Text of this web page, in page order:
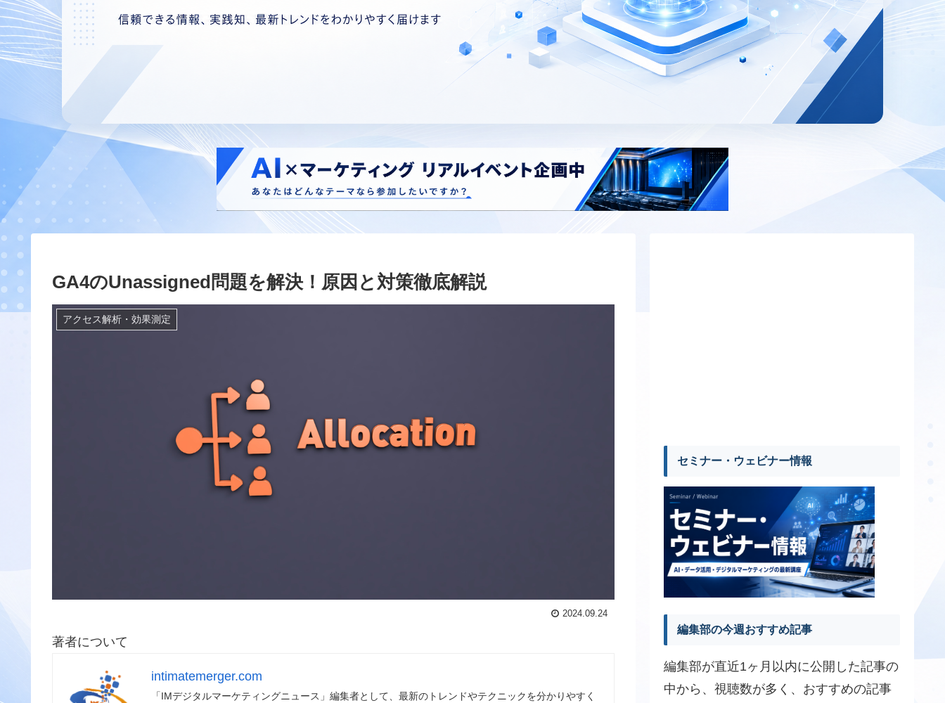
GA4のUnassigned問題を解決！原因と対策徹底解説
アクセス解析・効果測定
2024.09.24
著者について
intimatemerger.com
「IMデジタルマーケティングニュース」編集者として、最新のトレンドやテクニックを分かりやすく
セミナー・ウェビナー情報
編集部の今週おすすめ記事
編集部が直近1ヶ月以内に公開した記事の
中から、視聴数が多く、おすすめの記事